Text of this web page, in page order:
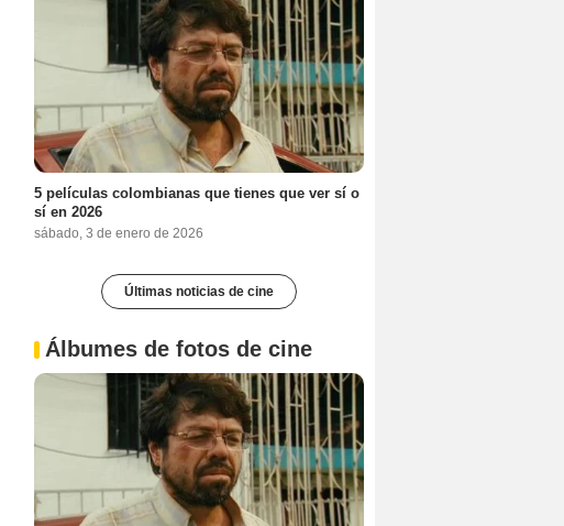
5 películas colombianas que tienes que ver sí o
sí en 2026
sábado, 3 de enero de 2026
Últimas noticias de cine
Álbumes de fotos de cine